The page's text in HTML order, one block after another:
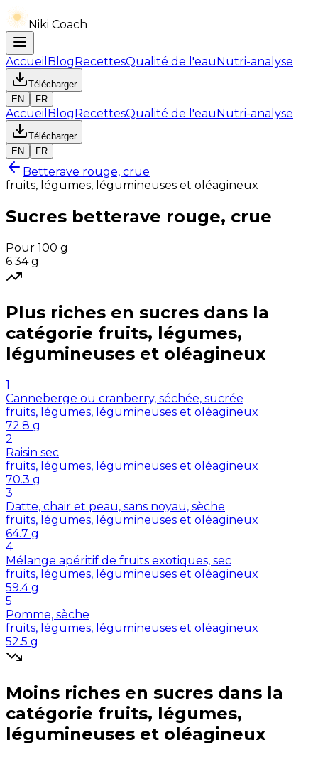
Niki Coach
Accueil BlogRecettesQualité de l'eauNutri-analyse
Télécharger
EN
FR
Accueil BlogRecettesQualité de l'eauNutri-analyse
Télécharger
EN
FR
Betterave rouge, crue
fruits, légumes, légumineuses et oléagineux
Sucres betterave rouge, crue
Pour 100 g
6.34 g
Plus riches en sucres dans la
catégorie fruits, légumes,
légumineuses et oléagineux
1
Canneberge ou cranberry, séchée, sucrée
fruits, légumes, légumineuses et oléagineux
72.8 g
2
Raisin sec
fruits, légumes, légumineuses et oléagineux
70.3 g
3
Datte, chair et peau, sans noyau, sèche
fruits, légumes, légumineuses et oléagineux
64.7 g
4
Mélange apéritif de fruits exotiques, sec
fruits, légumes, légumineuses et oléagineux
59.4 g
5
Pomme, sèche
fruits, légumes, légumineuses et oléagineux
52.5 g
Moins riches en sucres dans la
catégorie fruits, légumes,
légumineuses et oléagineux